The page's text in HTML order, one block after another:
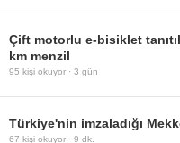
Çift motorlu e-bisiklet
km menzil
95 kişi okuyor · 3 gün
Türkiye'nin imzaladığı
67 kişi okuyor · 9 dk.